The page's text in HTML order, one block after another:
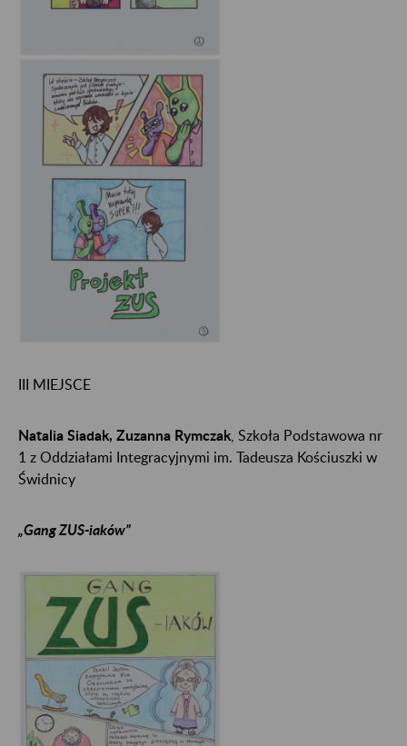
III MIEJSCE
Natalia Siadak, Zuzanna Rymczak , Szkoła Podstawowa nr
1 z Oddziałami Integracyjnymi im. Tadeusza Kościuszki w
Świdnicy
„Gang ZUS-iaków”